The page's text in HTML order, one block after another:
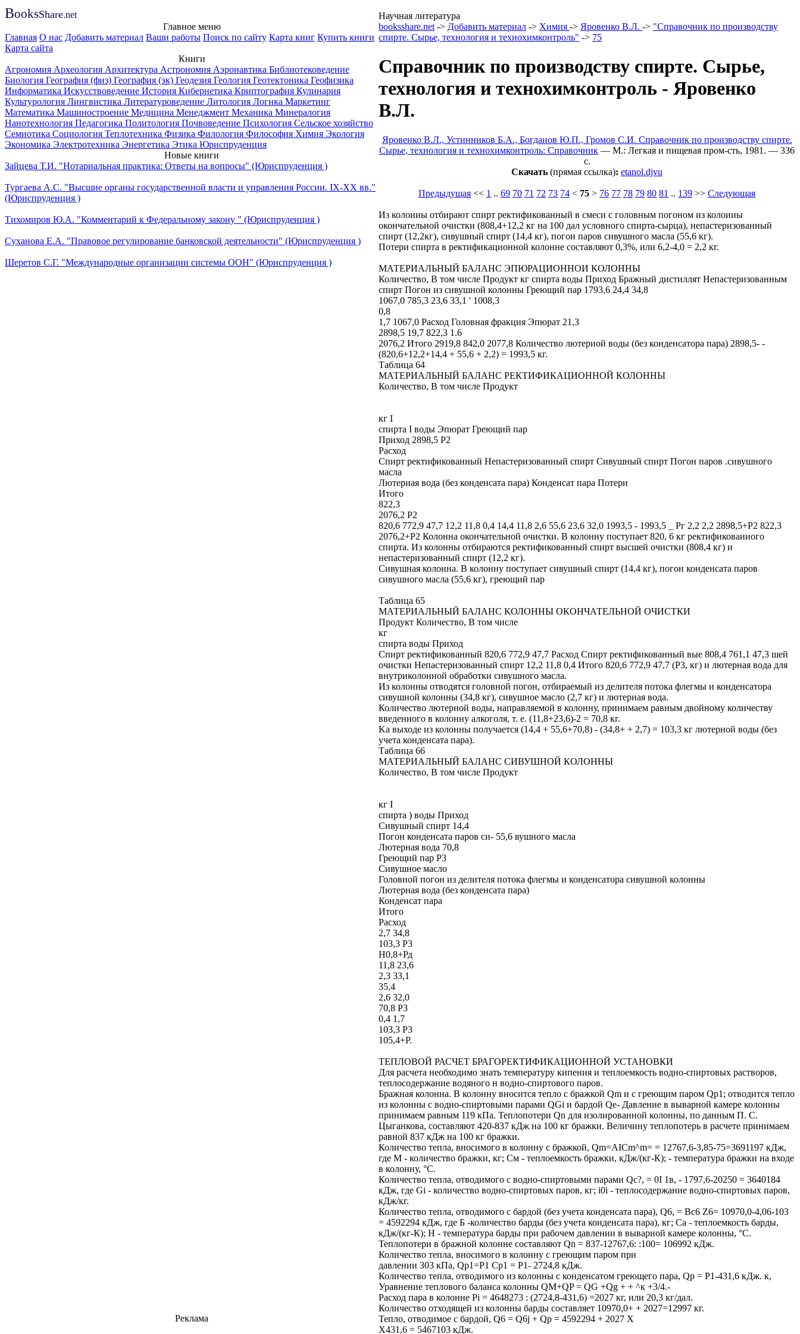
BooksShare.net
Научная литература
Главное меню
Главная О нас Добавить материал Ваши работы Поиск по сайту Карта книг Купить книги
Карта сайта
Книги
Агрономия Археология Архитектура Астрономия Аэронавтика Библиотековедение
Биология География (физ) География (эк) Геодезия Геология Геотектоника Геофизика
Информатика Искусствоведение История Кибернетика Криптография Кулинария
Культурология Лингвистика Литературоведение Литология Логика Маркетинг
Математика Машиностроение Медицина Менеджмент Механика Минералогия
Нанотехнология Педагогика Политология Почвоведение Психология Сельское хозяйство
Семиотика Социология Теплотехника Физика Филология Философия Химия Экология
Экономика Электротехника Энергетика Этика Юриспруденция
Новые книги
Зайцева Т.И. "Нотариальная практика: Ответы на вопросы" (Юриспруденция )
Тургаева А.С. "Высшие органы государственной власти и управления России. IХ-ХХ вв."
(Юриспруденция )
Тихомиров Ю.А. "Комментарий к Федеральному закону " (Юриспруденция )
Суханова Е.А. "Правовое регулирование банковской деятельности" (Юриспруденция )
Шеретов С.Г. "Международные организации системы ООН" (Юриспруденция )
booksshare.net -> Добавить материал -> Химия -> Яровенко В.Л. -> "Справочник по производству
спирте. Сырье, технология и технохимконтроль" -> 75
Справочник по производству спирте. Сырье,
технология и технохимконтроль - Яровенко
В.Л.
Яровенко В.Л., Устинников Б.А., Богданов Ю.П., Громов С.И. Справочник по производству спирте.
Сырье, технология и технохимконтроль: Справочник — M.: Легкая и пищевая пром-сть, 1981. — 336
c.
Скачать (прямая ссылка): etanol.djvu
Предыдущая << 1 .. 69 70 71 72 73 74 < 75 > 76 77 78 79 80 81 .. 139 >> Следующая
Из колоииы отбирают спирт ректификованный в смеси с головным погоном из колоииы
окончательной очистки (808,4+12,2 кг на 100 дал условного спирта-сырца), непастеризованный
спирт (12,2кг), сивушный спирт (14,4 кг), погои паров сивушного масла (55,6 кг).
Потери спирта в ректификационной колонне составляют 0,3%, или 6,2-4,0 = 2,2 кг.
МАТЕРИАЛЬНЫЙ БАЛАНС ЭПЮРАЦИОННОИ КОЛОННЫ
Количество, В том числе Продукт кг спирта воды Приход Бражный дистиллят Непастеризованным
спирт Погон из сивушной колонны Греющий пар 1793,6 24,4 34,8
1067,0 785,3 23,6 33,1 ' 1008,3
0,8
1,7 1067,0 Расход Головная фракция Эпюрат 21,3
2898,5 19,7 822,3 1.6
2076,2 Итого 2919,8 842,0 2077,8 Количество лютериой воды (без конденсатора пара) 2898,5- -
(820,6+12,2+14,4 + 55,6 + 2,2) = 1993,5 кг.
Таблица 64
МАТЕРИАЛЬНЫЙ БАЛАНС РЕКТИФИКАЦИОННОЙ КОЛОННЫ
Количество, В том числе Продукт
кг I
спирта I воды Эпюрат Греющий пар
Приход 2898,5 P2
Расход
Спирт ректификованный Непастеризованный спирт Сивушный спирт Погон паров .сивушного
масла
Лютериая вода (без конденсата пара) Конденсат пара Потери
Итого
822,3
2076,2 P2
820,6 772,9 47,7 12,2 11,8 0,4 14,4 11,8 2,6 55,6 23,6 32,0 1993,5 - 1993,5 _ Рг 2,2 2,2 2898,5+P2 822,3
2076,2+P2 Колонна окончательной очистки. В колонну поступает 820, 6 кг ректификоваииого
спирта. Из колонны отбираются ректификованный спирт высшей очистки (808,4 кг) и
непастеризованный спирт (12,2 кг).
Сивушная колонна. В колонну поступает сивушный спирт (14,4 кг), погон конденсата паров
сивушного масла (55,6 кг), греющий пар
Таблица 65
МАТЕРИАЛЬНЫЙ БАЛАНС КОЛОННЫ ОКОНЧАТЕЛЬНОЙ ОЧИСТКИ
Продукт Количество, В том числе
кг
спирта воды Приход
Спирт ректификованный 820,6 772,9 47,7 Расход Спирт ректификованный вые 808,4 761,1 47,3 шей
очистки Непастеризованный спирт 12,2 11,8 0,4 Итого 820,6 772,9 47,7 (P3, кг) и лютерная вода для
внутриколонной обработки сивушного масла.
Из колонны отводятся головной погон, отбираемый из делителя потока флегмы и конденсатора
сивушной колонны (34,8 кг), сивушное масло (2,7 кг) и лютерная вода.
Количество лютерной воды, направляемой в колонну, принимаем равным двойному количеству
введенного в колонну алкоголя, т. е. (11,8+23,6)-2 = 70,8 кг.
Ka выходе из колонны получается (14,4 + 55,6+70,8) - (34,8+ + 2,7) = 103,3 кг лютерной воды (без
учета конденсата пара).
Таблица 66
МАТЕРИАЛЬНЫЙ БАЛАНС СИВУШНОЙ КОЛОННЫ
Количество, В том числе Продукт
кг I
спирта ) воды Приход
Сивушный спирт 14,4
Погон конденсата паров си- 55,6 вушного масла
Лютерная вода 70,8
Греющий пар P3
Сивушное масло
Головной погон из делителя потока флегмы и конденсатора сивушной колонны
Лютерная вода (без конденсата пара)
Конденсат пара
Итого
Расход
2,7 34,8
103,3 P3
Н0,8+Рд
11,8 23,6
2,3 33,1
35,4
2,6 32,0
70,8 P3
0,4 1,7
103,3 P3
105,4+Р.
ТЕПЛОВОЙ РАСЧЕТ БРАГОРЕКТИФИКАЦИОННОЙ УСТАНОВКИ
Для расчета необходимо знать температуру кипения и теплоемкость водно-спиртовых растворов,
теплосодержание водяного н водно-спиртового паров.
Бражная колонна. В колонну вносится тепло с бражкой Qm и с греющим паром Qp1; отводится тепло
из колонны с водно-спиртовыми парами QGi и бардой Qe- Давление в выварной камере колонны
принимаем равным 119 кПа. Теплопотери Qn для изолированной колонны, по данным П. С.
Цыганкова, составляют 420-837 кДж на 100 кг бражки. Величину теплопотерь в расчете принимаем
равной 837 кДж на 100 кг бражки.
Количество тепла, вносимого в колонну с бражкой, Qm=AICm^m= = 12767,6-3,85-75=3691197 кДж,
где M - количество бражки, кг; См - теплоемкость бражки, кДж/(кг-К); - температура бражки на входе
в колонну, °С.
Количество тепла, отводимого с водно-спиртовыми парами Qc?, = 0I 1в, - 1797,6-20250 = 3640184
кДж, где Gi - количество водно-спиртовых паров, кг; і0і - теплосодержание водно-спиртовых паров,
кДж/кг.
Количество тепла, отводимого с бардой (без учета конденсата пара), Q6, = Bc6 Z6= 10970,0-4,06-103
= 4592294 кДж, где Б -количество барды (без учета конденсата пара), кг; Ca - теплоемкость барды,
кДж/(кг-К); H - температура барды при рабочем давлении в выварной камере колонны, °С.
Теплопотери в бражной колонне составляют Qn = 837-12767,6: :100= 106992 кДж.
Количество тепла, вносимого в колонну с греющим паром при
давлении 303 кПа, Qp1=P1 Cp1 = P1- 2724,8 кДж.
Количество тепла, отводимого из колонны с конденсатом греющего пара, Qp = P1-431,6 кДж. к,
Уравнение теплового баланса колонны QM+QP = QG +Qg + + ^к +3/4.-
Расход пара в колонне Pi = 4648273 : (2724,8-431,6) =2027 кг, или 20,3 кг/дал.
Количество отходящей из колонны барды составляет 10970,0+ + 2027=12997 кг.
Тепло, отводимое с бардой, Q6 = Q6j + Qp = 4592294 + 2027 X
X431,6 = 5467103 кДж.
Реклама